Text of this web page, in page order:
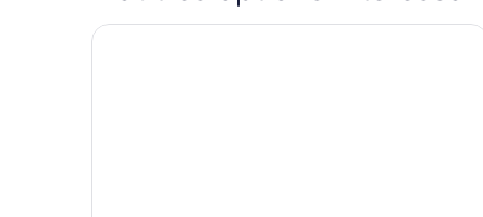
Holiday Inn Express & Suites Regina-South by